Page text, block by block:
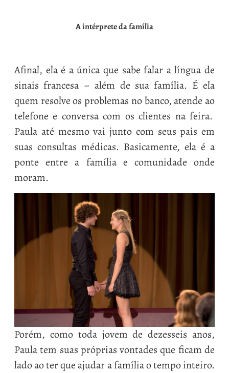
A intérprete da família
Afinal, ela é a única que sabe falar a língua de
sinais francesa – além de sua família. É ela
quem resolve os problemas no banco, atende ao
telefone e conversa com os clientes na feira.
Paula até mesmo vai junto com seus pais em
suas consultas médicas. Basicamente, ela é a
ponte entre a família e comunidade onde
moram.
Porém, como toda jovem de dezesseis anos,
Paula tem suas próprias vontades que ficam de
lado ao ter que ajudar a família o tempo inteiro.